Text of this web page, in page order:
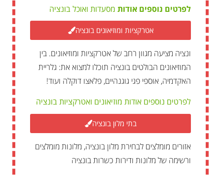
לפרטים נוספים אודותמסעדות ואוכל בונציה
אטרקציות ומוזיאונים בונציה
ונציה מציעה מגוון רחב של אטרקציות ומוזיאונים. בין
המוזיאונים הבולטים בונציה תוכלו למצוא את: גלריית
האקדמיה, אוספי פגי גוגנהיים, פלאצו דוקלה ועוד!
לפרטים נוספים אודות מוזיאונים ואטרקציות בונציה
בתי מלון בונציה
אזורים מומלצים לבחירת מלון בונציה, מלונות מומלצים
ורשימה של מלונות ודירות כשרות בונציה